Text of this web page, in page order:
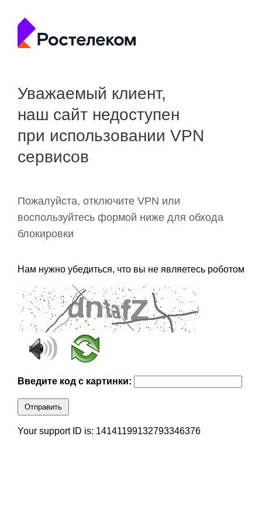
Уважаемый клиент,
наш сайт недоступен
при использовании VPN
сервисов
Пожалуйста, отключите VPN или
воспользуйтесь формой ниже для обхода
блокировки
Нам нужно убедиться, что вы не являетесь роботом
Введите код с картинки:
Отправить
Your support ID is: 14141199132793346376